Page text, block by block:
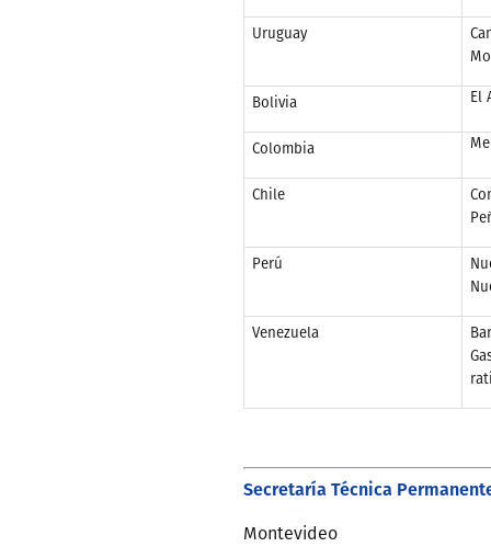
Uruguay
Bolivia El
Colombia
Chile
Perú
Venezuela
Secretaría Técnica
Montevideo